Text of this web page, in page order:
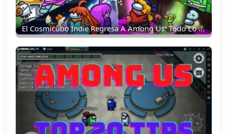
El Cosmicubo Indie Regresa A Among Us: Todo Lo Que Necesitas Saber Como Tripulante